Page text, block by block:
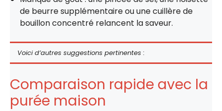
de beurre supplémentaire ou une cuillère de
bouillon concentré relancent la saveur.
Voici d’autres suggestions pertinentes :
Comparaison rapide avec la
purée maison